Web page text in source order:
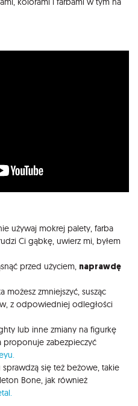
używaj mokrej palety, farba
Ci gąbkę, uwierz mi, byłem
przed użyciem, naprawdę
możesz zmniejszyć, susząc
z odpowiedniej odległości
lub inne zmiany na figurkę
proponuje zabezpieczyć
się też beżowe, takie
Bone, jak również